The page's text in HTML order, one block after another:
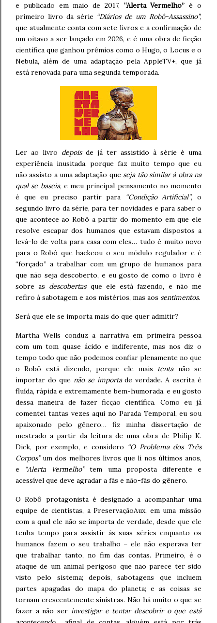
e publicado em maio de 2017, “Alerta Vermelho” é o
primeiro livro da série “Diários de um Robô-Assassino”,
que atualmente conta com sete livros e a confirmação de
um oitavo a ser lançado em 2026, e é uma obra de ficção
científica que ganhou prêmios como o Hugo, o Locus e o
Nebula, além de uma adaptação pela AppleTV+, que já
está renovada para uma segunda temporada.
Ler ao livro depoisde já ter assistido à série é uma
experiência inusitada, porque faz muito tempo que eu
não assisto a uma adaptação que seja tão similar à obra na
qual se baseia, e meu principal pensamento no momento
é que eu preciso partir para
“Condição Artificial”, o
segundo livro da série, para ter novidades e para saber o
que acontece ao Robô a partir do momento em que ele
resolve escapar dos humanos que estavam dispostos a
levá-lo de volta para casa com eles… tudo é muito novo
para o Robô que hackeou o seu módulo regulador e é
“forçado” a trabalhar com um grupo de humanos para
que não seja descoberto, e eu gosto de como o livro é
sobre as descobertasque ele está fazendo, e não me
refiro à sabotagem e aos mistérios, mas aos sentimentos.
Será que ele se importa mais do que quer admitir?
Martha Wells conduz a narrativa em primeira pessoa
com um tom quase ácido e indiferente, mas nos diz o
tempo todo que não podemos confiar plenamente no que
o Robô está dizendo, porque ele mais tentanão se
importar do que não se importade verdade. A escrita é
fluída, rápida e extremamente bem-humorada, e eu gosto
dessa maneira de fazer ficção científica. Como eu já
comentei tantas vezes aqui no Parada Temporal, eu sou
apaixonado pelo gênero… fiz minha dissertação de
mestrado a partir da leitura de uma obra de Philip K.
Dick, por exemplo, e considero “O Problema dos Três
Corpos”um dos melhores livros que li nos últimos anos,
e
“Alerta Vermelho”tem uma proposta diferente e
acessível que deve agradar a fãs e não-fãs do gênero.
O Robô protagonista é designado a acompanhar uma
equipe de cientistas, a PreservaçãoAux, em uma missão
com a qual ele não se importa de verdade, desde que ele
tenha tempo para assistir às suas séries enquanto os
humanos fazem o seu trabalho – ele não esperava ter
que trabalhar tanto, no fim das contas. Primeiro, é o
ataque de um animal perigoso que não parece ter sido
visto pelo sistema; depois, sabotagens que incluem
partes apagadas do mapa do planeta; e as coisas se
tornam crescentemente sinistras. Não há muito o que se
fazer a não ser investigar e tentar descobrir o que está